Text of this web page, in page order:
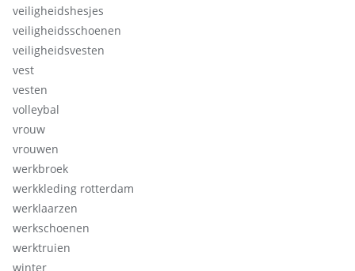
veiligheidshesjes
veiligheidsschoenen
veiligheidsvesten
vest
vesten
volleybal
vrouw
vrouwen
werkbroek
werkkleding rotterdam
werklaarzen
werkschoenen
werktruien
winter